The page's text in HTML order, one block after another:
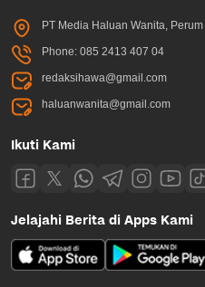
PT Media Haluan Wanita,
Phone: 085 2413 407 04
redaksihawa@gmail.com
haluanwanita@gmail.com
Ikuti Kami
Jelajahi Berita di Apps Kami